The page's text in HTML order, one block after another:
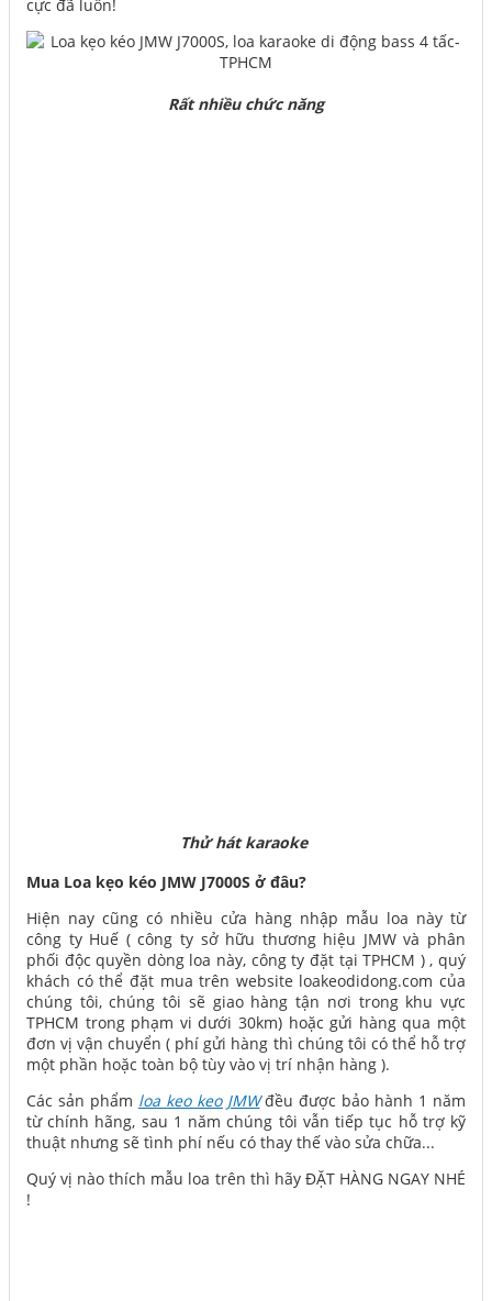
cực đã luôn!
Rất nhiều chức năng
Thử hát karaoke
Mua Loa kẹo kéo JMW J7000S ở đâu?
Hiện nay cũng có nhiều cửa hàng nhập mẫu loa này từ
công ty Huế ( công ty sở hữu thương hiệu JMW và phân
phối độc quyền dòng loa này, công ty đặt tại TPHCM ) , quý
khách có thể đặt mua trên website loakeodidong.com của
chúng tôi, chúng tôi sẽ giao hàng tận nơi trong khu vực
TPHCM trong phạm vi dưới 30km) hoặc gửi hàng qua một
đơn vị vận chuyển ( phí gửi hàng thì chúng tôi có thể hỗ trợ
một phần hoặc toàn bộ tùy vào vị trí nhận hàng ).
Các sản phẩm loa keo keo JMWđều được bảo hành 1 năm
từ chính hãng, sau 1 năm chúng tôi vẫn tiếp tục hỗ trợ kỹ
thuật nhưng sẽ tình phí nếu có thay thế vào sửa chữa...
Quý vị nào thích mẫu loa trên thì hãy ĐẶT HÀNG NGAY NHÉ
!